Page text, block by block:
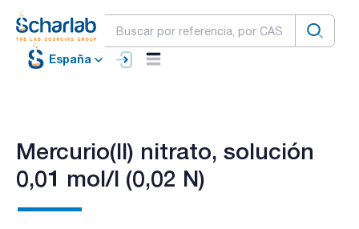
España
Mercurio(II) nitrato, solución
0,01 mol/l (0,02 N)